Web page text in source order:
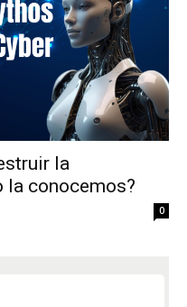
la
la conocemos?
0